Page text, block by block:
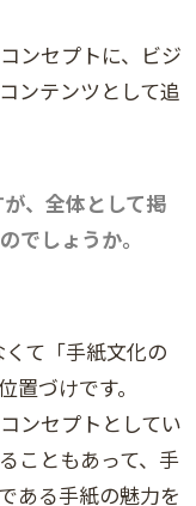
ンセプトに、ビジ
ンテンツとして追
、全体として掲
でしょうか。
て「手紙文化の
づけです。
ンセプトとしてい
こともあって、手
ある手紙の魅力を